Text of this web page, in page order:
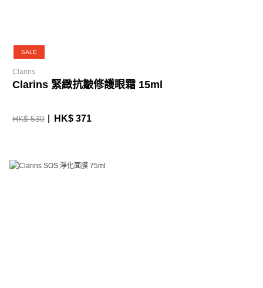
SALE
Clarins
Clarins 緊緻抗皺修護眼霜 15ml
HK$ 530 HK$ 371